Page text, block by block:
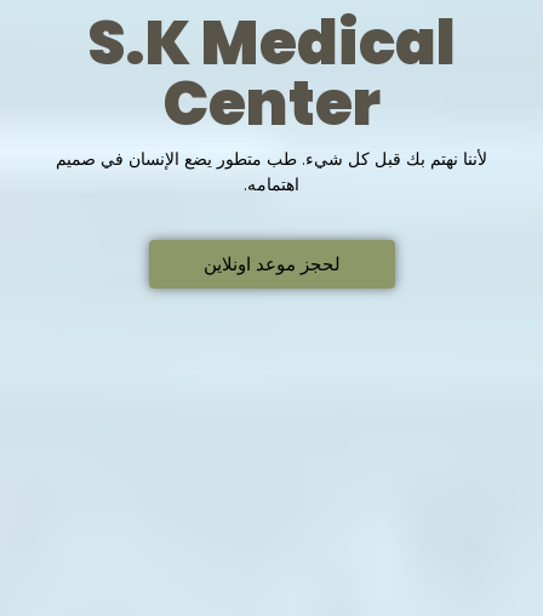
S.K Medical
Center
لأننا نهتم بك قبل كل شيء. طب متطور يضع الإنسان في صميم
اهتمامه.
لحجز موعد اونلاين